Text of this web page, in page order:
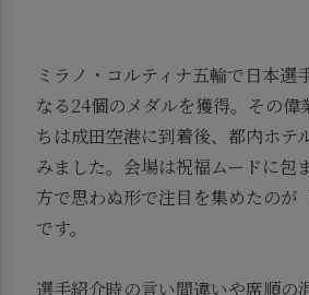
ミラノ・コルティナ五輪で日本選
なる24個のメダルを獲得。その偉
ちは成田空港に到着後、都内ホテ
みました。会場は祝福ムードに包
方で思わぬ形で注目を集めたのが
です。
選手紹介時の言い間違いや席順の